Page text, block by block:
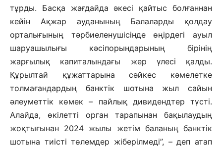
тұрды. Басқа жағдайда әкесі қайтыс болғаннан
кейін Ақжар ауданының Балаларды қолдау
орталығының тәрбиеленушісінде өңірдегі ауыл
шаруашылығы кәсіпорындарының бірінің
жарғылық капиталындағы жер үлесі қалды.
Құрылтай құжаттарына сәйкес кәмелетке
толмағандардың банктік шотына жыл сайын
әлеуметтік көмек – пайлық дивидендтер түсті.
Алайда, өкілетті орган тарапынан бақылаудың
жоқтығынан 2024 жылы жетім баланың банктік
шотына тиісті төлемдер жіберілмеді”, – деп атап